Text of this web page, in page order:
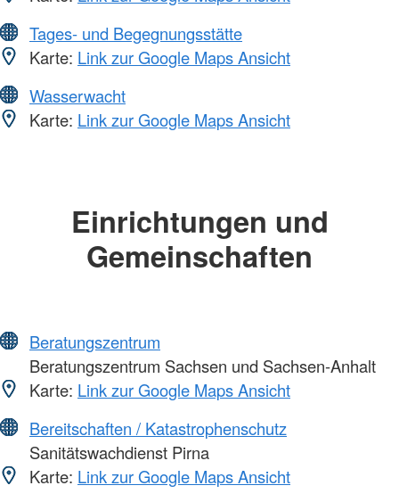
Tages- und Begegnungsstätte
Karte: Link zur Google Maps Ansicht
Wasserwacht
Karte: Link zur Google Maps Ansicht
Einrichtungen und
Gemeinschaften
Beratungszentrum
Beratungszentrum Sachsen und Sachsen-Anhalt
Karte: Link zur Google Maps Ansicht
Bereitschaften / Katastrophenschutz
Sanitätswachdienst Pirna
Karte: Link zur Google Maps Ansicht